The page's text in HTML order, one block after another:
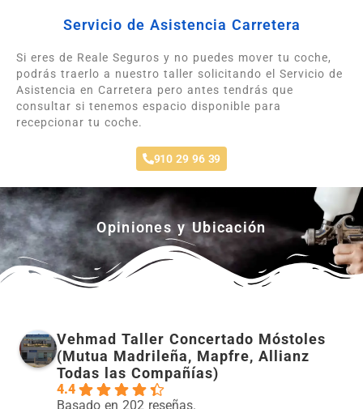
Servicio de Asistencia Carretera
Si eres de Reale Seguros y no puedes mover tu coche,
podrás traerlo a nuestro taller solicitando el Servicio de
Asistencia en Carretera pero antes tendrás que
consultar si tenemos espacio disponible para
recepcionar tu coche.
910 29 96 39
Opiniones y Ubicación
Vehmad Taller Concertado Móstoles
(Mutua Madrileña, Mapfre, Allianz
Todas las Compañías)
4.4
Basado en 202 reseñas.